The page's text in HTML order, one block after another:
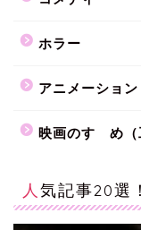
ホラー
アニメーション
映画のすゝめ（
人気記事20選！